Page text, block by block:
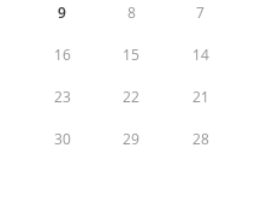
7
8
9
14
15
16
21
22
23
28
29
30